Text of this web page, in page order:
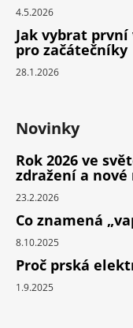
4.5.2026
Jak vybrat první
pro začátečníky
28.1.2026
Novinky
Rok 2026 ve
zdražení a nové
23.2.2026
Co znamená
8.10.2025
Proč prská
1.9.2025